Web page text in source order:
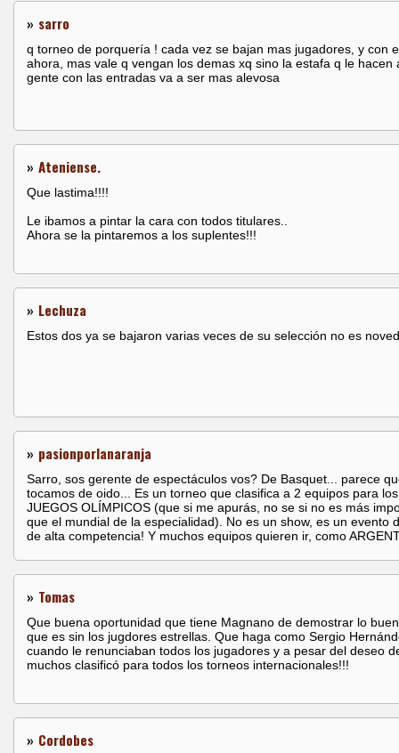
» sarro
q torneo de porquería ! cada vez se bajan mas jugadores, y con
ahora, mas vale q vengan los demas xq sino la estafa q le hacen
gente con las entradas va a ser mas alevosa
» Ateniense.
Que lastima!!!!
Le ibamos a pintar la cara con todos titulares..
Ahora se la pintaremos a los suplentes!!!
» Lechuza
Estos dos ya se bajaron varias veces de su selección no es
» pasionporlanaranja
Sarro, sos gerente de espectáculos vos? De Basquet... parece
tocamos de oido... Es un torneo que clasifica a 2 equipos para los
JUEGOS OLÍMPICOS (que si me apurás, no se si no es más
que el mundial de la especialidad). No es un show, es un evento
de alta competencia! Y muchos equipos quieren ir, como
» Tomas
Que buena oportunidad que tiene Magnano de demostrar lo
que es sin los jugdores estrellas. Que haga como Sergio
cuando le renunciaban todos los jugadores y a pesar del deseo
muchos clasificó para todos los torneos internacionales!!!
» Cordobes